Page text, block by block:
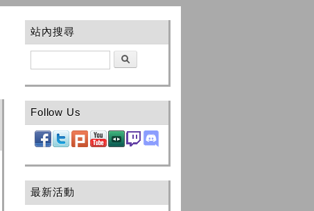
站內搜尋
Follow Us
最新活動